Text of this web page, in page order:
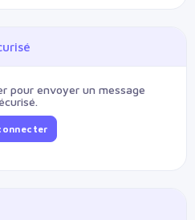
pour envoyer un message